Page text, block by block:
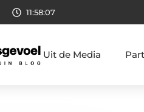
11:58:08
Uit de Media